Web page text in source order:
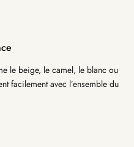
le beige, le camel, le blanc ou
facilement avec l’ensemble du